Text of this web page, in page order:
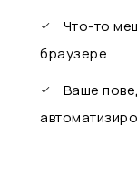
Что-то
браузере
Ваше